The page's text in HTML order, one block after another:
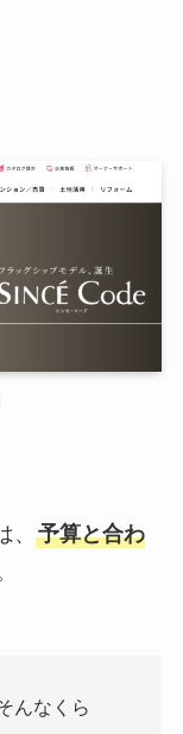
予算と合わ
んなくら